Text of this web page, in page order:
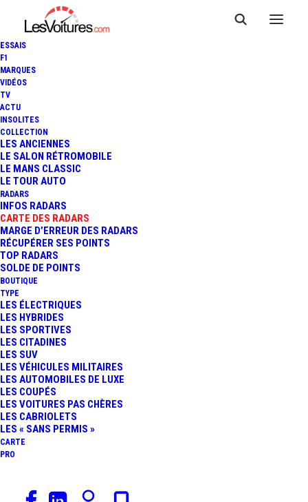
ESSAIS
F1
MARQUES
VIDÉOS
TV
ACTU
INSOLITES
COLLECTION
LES ANCIENNES
LE SALON RÉTROMOBILE
LE MANS CLASSIC
LE TOUR AUTO
RADARS
INFOS RADARS
CARTE DES RADARS
MARGE D’ERREUR DES RADARS
RÉCUPÉRER SES POINTS
TOP RADARS
SOLDE DE POINTS
BOUTIQUE
TYPE
LES ÉLECTRIQUES
LES HYBRIDES
LES SPORTIVES
LES CITADINES
LES SUV
LES VÉHICULES MILITAIRES
LES AUTOMOBILES DE LUXE
LES COUPÉS
LES VOITURES PAS CHÈRES
LES CABRIOLETS
LES « SANS PERMIS »
CARTE
PRO
Niveau ST LAURENT
BLANGY
Ce radar est installé sur la , au
le département 62 en France.